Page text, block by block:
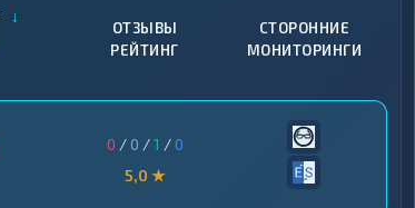
↓
ОТЗЫВЫ
РЕЙТИНГ
СТОРОННИЕ
МОНИТОРИНГИ
0 / 0 /1 /0
5,0 ★